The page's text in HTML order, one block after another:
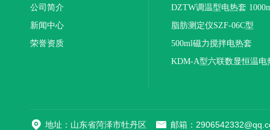
公司简介
新闻中心
荣誉资质
DZTW调温型电热套
联
脂肪测定仪SZF-06C型
500ml磁力搅拌电热套
KDM-A型六联数显恒温电
地址：山东省菏泽市牡丹区 邮箱：